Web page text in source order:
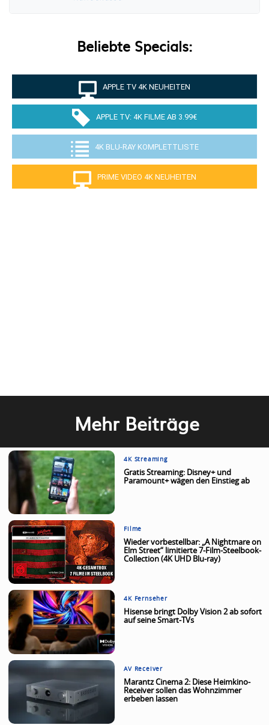
Beliebte Specials:
APPLE TV 4K NEUHEITEN
APPLE TV: 4K FILME AB 3.99€
4K BLU-RAY KOMPLETTLISTE
PRIME VIDEO 4K NEUHEITEN
Mehr Beiträge
4K Streaming
Gratis Streaming: Disney+ und
Paramount+ wägen den Einstieg ab
Filme
Wieder vorbestellbar: „A Nightmare on
Elm Street“ limitierte 7-Film-Steelbook-
Collection (4K UHD Blu-ray)
4K Fernseher
Hisense bringt Dolby Vision 2 ab sofort
auf seine Smart-TVs
AV Receiver
Marantz Cinema 2: Diese Heimkino-
Receiver sollen das Wohnzimmer
erbeben lassen